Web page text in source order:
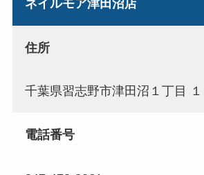
ネイルモア津田沼店
住所
千葉県習志野市津田沼１丁目 １
電話番号